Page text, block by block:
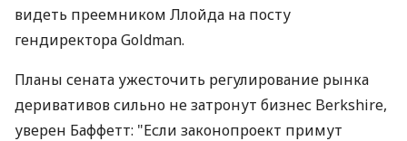
видеть преемником Ллойда на посту
гендиректора Goldman.
Планы сената ужесточить регулирование рынка
деривативов сильно не затронут бизнес Berkshire,
уверен Баффетт: "Если законопроект примут